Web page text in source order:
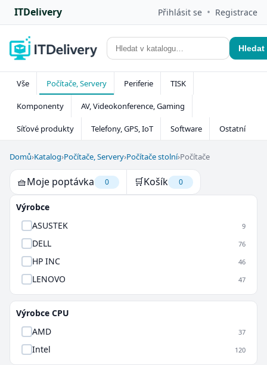
ITDelivery Přihlásit se • Registrace
Hledat
Vše Počítače, Servery Periferie TISK
Komponenty AV, Videokonference, Gaming
Síťové produkty Telefony, GPS, IoT Software Ostatní
Domů›Katalog›Počítače, Servery›Počítače stolní›Počítače
🧺Moje poptávka 0 🛒Košík 0
Výrobce
ASUSTEK
9
DELL 76
HP INC 46
LENOVO 47
Výrobce CPU
AMD
37
Intel 120